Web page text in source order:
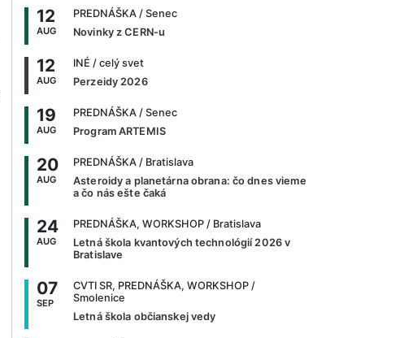
12
AUG
PREDNÁŠKA / Senec
Novinky z CERN-u
12
AUG
INÉ / celý svet
Perzeidy 2026
19
AUG
PREDNÁŠKA / Senec
Program ARTEMIS
20
AUG
PREDNÁŠKA / Bratislava
Asteroidy a planetárna obrana: čo dnes vieme
a čo nás ešte čaká
24
AUG
PREDNÁŠKA, WORKSHOP / Bratislava
Letná škola kvantových technológií 2026 v
Bratislave
07
SEP
CVTI SR, PREDNÁŠKA, WORKSHOP /
Smolenice
Letná škola občianskej vedy